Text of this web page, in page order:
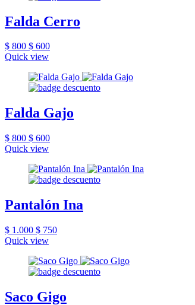
Falda Cerro
$ 800 $ 600
Quick view
Falda Gajo
$ 800 $ 600
Quick view
Pantalón Ina
$ 1.000 $ 750
Quick view
Saco Gigo